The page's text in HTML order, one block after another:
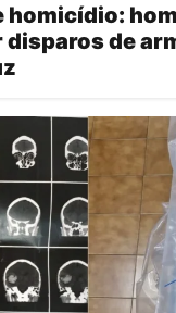
homicídio:
de